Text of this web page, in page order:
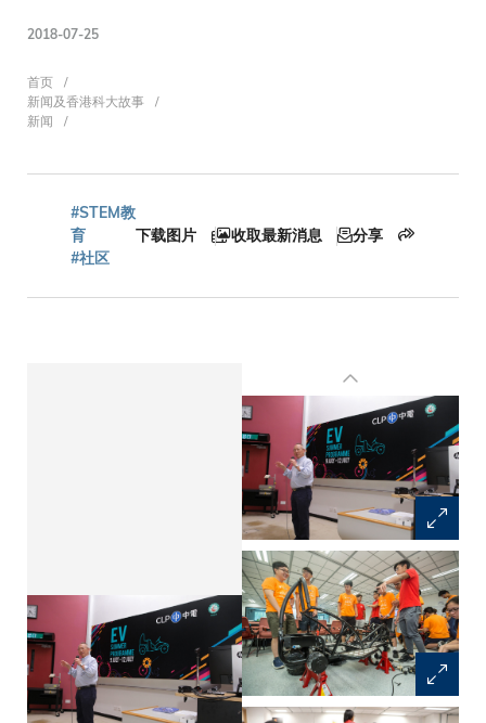
2018-07-25
面
包
屑
首页
新闻及香港科大故事
新闻
#STEM教
育
#社区
下载图片 收取最新消息 分享